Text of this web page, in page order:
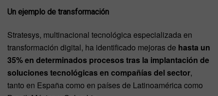
Un ejemplo de transformación
Stratesys, multinacional tecnológica especializada en
transformación digital, ha identificado mejoras de hasta un
35% en determinados procesos tras la implantación de
soluciones tecnológicas en compañías del sector,
tanto en España como en países de Latinoamérica como